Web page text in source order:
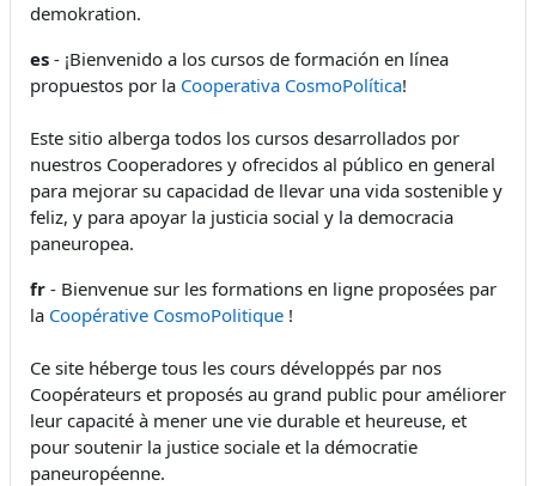
demokration.
es - ¡Bienvenido a los cursos de formación en línea
propuestos por la Cooperativa CosmoPolítica!
Este sitio alberga todos los cursos desarrollados por
nuestros Cooperadores y ofrecidos al público en general
para mejorar su capacidad de llevar una vida sostenible y
feliz, y para apoyar la justicia social y la democracia
paneuropea.
fr - Bienvenue sur les formations en ligne proposées par
la Coopérative CosmoPolitique !
Ce site héberge tous les cours développés par nos
Coopérateurs et proposés au grand public pour améliorer
leur capacité à mener une vie durable et heureuse, et
pour soutenir la justice sociale et la démocratie
paneuropéenne.